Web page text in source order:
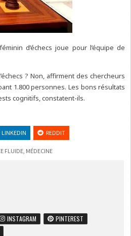
d’échecs joue pour l’équipe de
? Non, affirment des chercheurs
1.800 personnes. Les bons résultats
cognitifs, constatent-ils.
LINKEDIN REDDIT
FLUIDE, MÉDECINE
INSTAGRAM
PINTEREST